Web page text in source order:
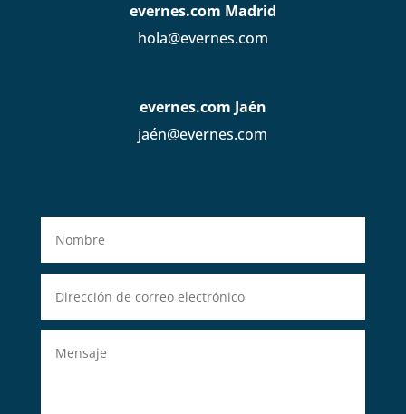
evernes.com Madrid
hola@evernes.com
evernes.com Jaén
jaén@evernes.com